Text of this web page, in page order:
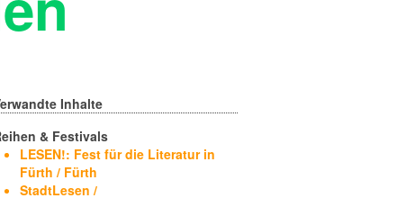
Inhalte
& Festivals
LESEN!: Fest für die Literatur in
Fürth / Fürth
StadtLesen /